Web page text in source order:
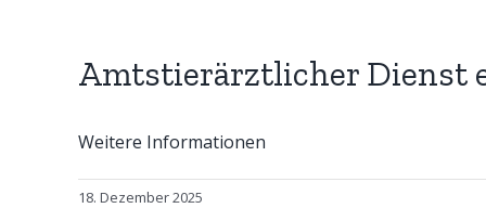
Amtstierärztlicher Dienst
Weitere Informationen
18. Dezember 2025